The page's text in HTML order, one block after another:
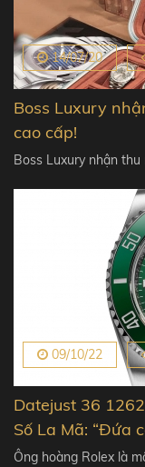
14/07/20
Boss Luxury
cao cấp!
Boss Luxury nhận
09/10/22
Datejust 36
Số La Mã: “Đứa
Ông hoàng Rolex là